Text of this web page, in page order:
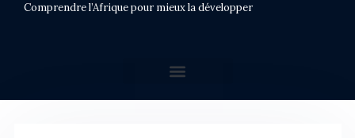
Comprendre l’Afrique pour mieux la développer